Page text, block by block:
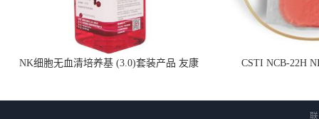
NK细胞无血清培养基 (3.0)套装产品 友康
CSTI NCB-22H